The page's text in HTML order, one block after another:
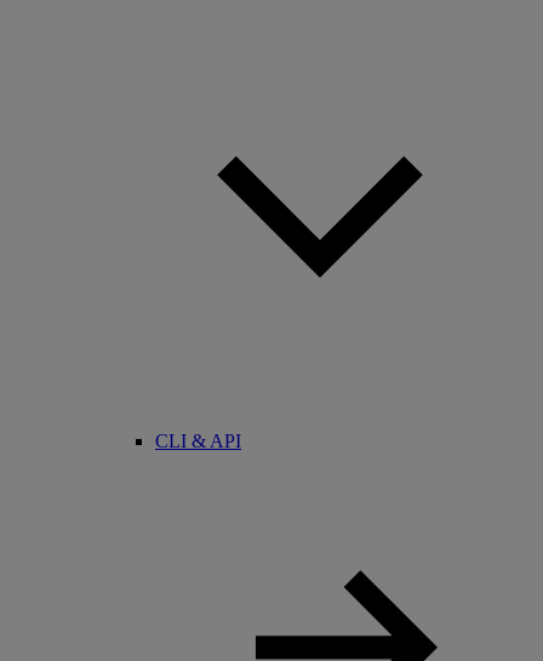
CLI & API